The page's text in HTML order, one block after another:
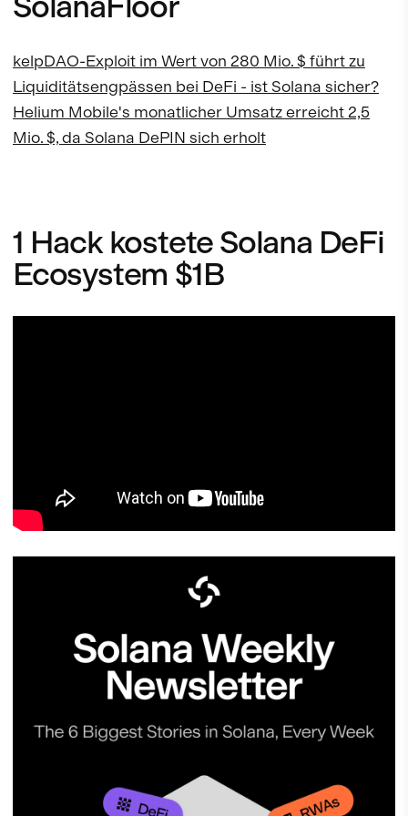
kelpDAO-Exploit im Wert von 280 Mio. $ führt zu
Liquiditätsengpässen bei DeFi - ist Solana sicher?
Helium Mobile's monatlicher Umsatz erreicht 2,5
Mio. $, da Solana DePIN sich erholt
1 Hack kostete Solana DeFi
Ecosystem $1B